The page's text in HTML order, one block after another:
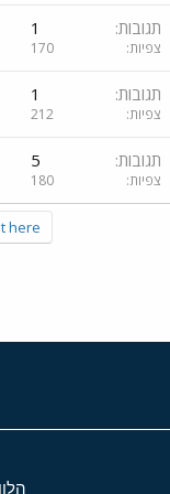
תגובות 1
צפיות 170
תגובות 1
צפיות 212
תגובות 5
צפיות 180
here.